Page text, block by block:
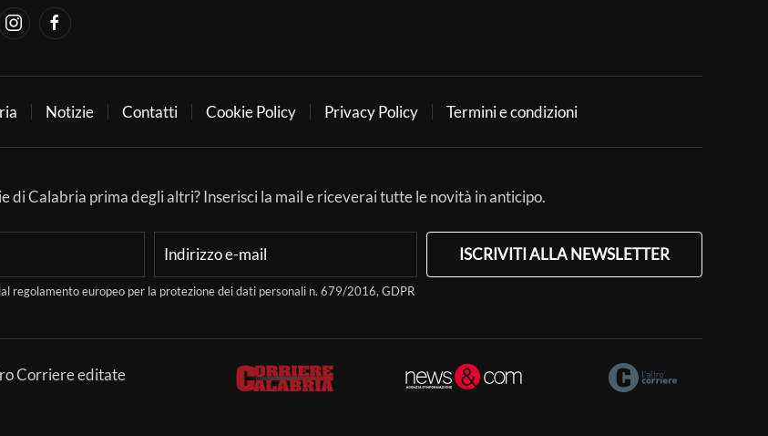
Notizie Contatti Cookie Policy Privacy Policy Termini e condizioni
di Calabria prima degli altri? Inserisci la mail e riceverai tutte le novità in anticipo.
ISCRIVITI ALLA NEWSLETTER
regolamento europeo per la protezione dei dati personali n. 679/2016, GDPR
Corriere editate